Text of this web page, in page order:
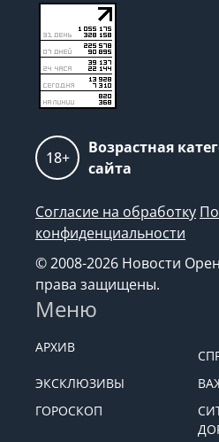
18+
Возрастная
сайта
Согласие на обработку
конфиденциальности
© 2008-2026 Новости
права защищены.
Меню
АРХИВ
ЭКСКЛЮЗИВЫ
ГОРОСКОП